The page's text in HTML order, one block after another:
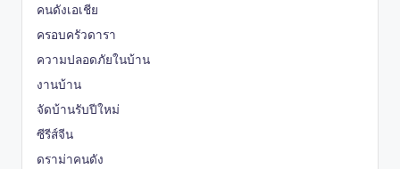
คนดังเอเชีย
ครอบครัวดารา
ความปลอดภัยในบ้าน
งานบ้าน
จัดบ้านรับปีใหม่
ซีรีส์จีน
ดราม่าคนดัง